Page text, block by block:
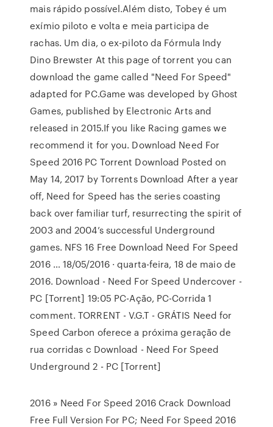
mais rápido possível.Além disto, Tobey é um
exímio piloto e volta e meia participa de
rachas. Um dia, o ex-piloto da Fórmula Indy
Dino Brewster At this page of torrent you can
download the game called "Need For Speed"
adapted for PC.Game was developed by Ghost
Games, published by Electronic Arts and
released in 2015.If you like Racing games we
recommend it for you. Download Need For
Speed 2016 PC Torrent Download Posted on
May 14, 2017 by Torrents Download After a year
off, Need for Speed has the series coasting
back over familiar turf, resurrecting the spirit of
2003 and 2004’s successful Underground
games. NFS 16 Free Download Need For Speed
2016 … 18/05/2016 · quarta-feira, 18 de maio de
2016. Download - Need For Speed Undercover -
PC [Torrent] 19:05 PC-Ação, PC-Corrida 1
comment. TORRENT - V.G.T - GRÁTIS Need for
Speed Carbon oferece a próxima geração de
rua corridas c Download - Need For Speed
Underground 2 - PC [Torrent]
2016 » Need For Speed 2016 Crack Download
Free Full Version For PC; Need For Speed 2016